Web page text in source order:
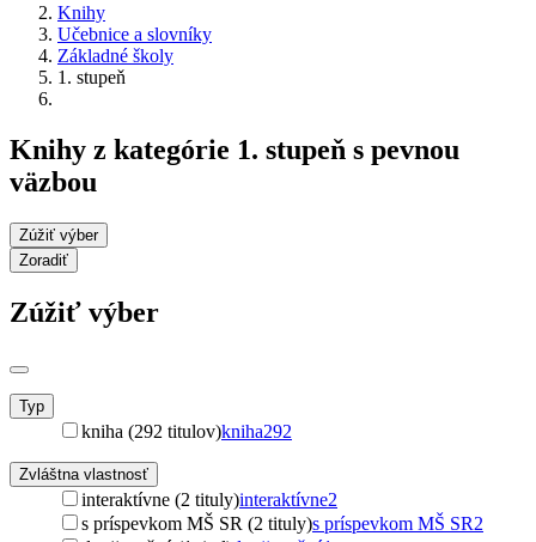
Knihy
Učebnice a slovníky
Základné školy
1. stupeň
Knihy z kategórie 1. stupeň s pevnou
väzbou
Zúžiť výber
Zoradiť
Zúžiť výber
Typ
kniha (292 titulov)kniha292
Zvláštna vlastnosť
interaktívne (2 tituly)interaktívne2
s príspevkom MŠ SR (2 tituly)s príspevkom MŠ SR2